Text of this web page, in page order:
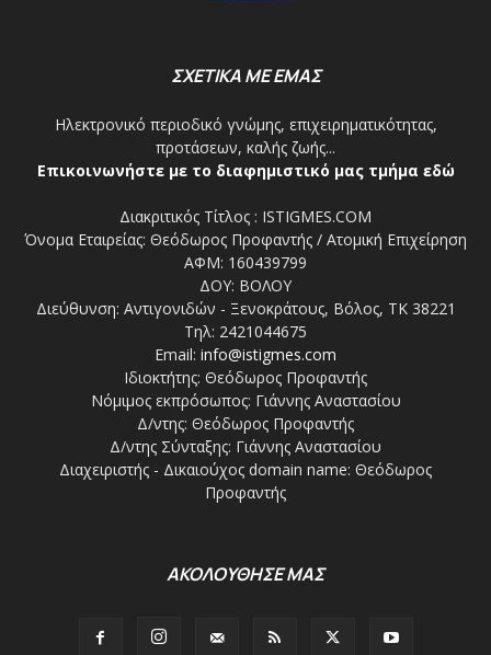
ΣΧΕΤΙΚΑ ΜΕ ΕΜΑΣ
Ηλεκτρονικό περιοδικό γνώμης, επιχειρηματικότητας,
προτάσεων, καλής ζωής...
Επικοινωνήστε με το διαφημιστικό μας τμήμα εδώ
Διακριτικός Τίτλος : ISTIGMES.COM
Όνομα Εταιρείας: Θεόδωρος Προφαντής / Ατομική Επιχείρηση
ΑΦΜ: 160439799
ΔΟΥ: ΒΟΛΟΥ
Διεύθυνση: Αντιγονιδών - Ξενοκράτους, Βόλος, ΤΚ 38221
Τηλ: 2421044675
Email: info@istigmes.com
Ιδιοκτήτης: Θεόδωρος Προφαντής
Νόμιμος εκπρόσωπος: Γιάννης Αναστασίου
Δ/ντης: Θεόδωρος Προφαντής
Δ/ντης Σύνταξης: Γιάννης Αναστασίου
Διαχειριστής - Δικαιούχος domain name: Θεόδωρος
Προφαντής
ΑΚΟΛΟΥΘΗΣΕ ΜΑΣ